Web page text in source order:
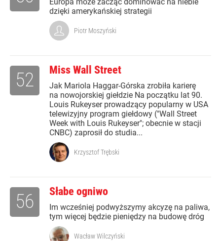
dzięki amerykańskiej strategii
Piotr Moszyński
Miss Wall Street
Jak Mariola Haggar-Górska zrobiła karierę
na nowojorskiej giełdzie Na początku lat 90.
Louis Rukeyser prowadzący popularny w USA
telewizyjny program giełdowy ("Wall Street
Week with Louis Rukeyser"; obecnie w stacji
CNBC) zaprosił do studia...
52
Krzysztof Trębski
Słabe ogniwo
Im wcześniej podwyższymy akcyzę na paliwa,
tym więcej będzie pieniędzy na budowę dróg
56
Wacław Wilczyński